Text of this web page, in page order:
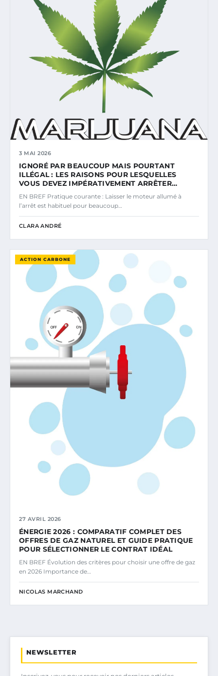
3 MAI 2026
IGNORÉ PAR BEAUCOUP MAIS POURTANT
ILLÉGAL : LES RAISONS POUR LESQUELLES
VOUS DEVEZ IMPÉRATIVEMENT ARRÊTER…
EN BREF Pratique courante : Laisser le moteur allumé à
l’arrêt est habituel pour beaucoup…
CLARA ANDRÉ
ACTION CARBONE
27 AVRIL 2026
ÉNERGIE 2026 : COMPARATIF COMPLET DES
OFFRES DE GAZ NATUREL ET GUIDE PRATIQUE
POUR SÉLECTIONNER LE CONTRAT IDÉAL
EN BREF Évolution des critères pour choisir une offre de gaz
en 2026 Importance de…
NICOLAS MARCHAND
NEWSLETTER